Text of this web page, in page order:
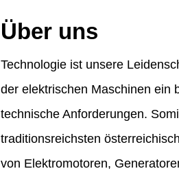
Über uns
Technologie ist unsere
der elektrischen Maschinen ein
technische Anforderungen.
traditionsreichsten
von Elektromotoren,